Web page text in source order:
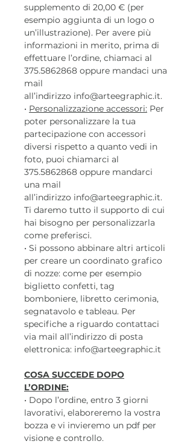
supplemento di 20,00 € (per
esempio aggiunta di un logo o
un’illustrazione). Per avere più
informazioni in merito, prima di
effettuare l’ordine, chiamaci al
375.5862868 oppure mandaci una
mail
all’indirizzo info@arteegraphic.it.
• Personalizzazione accessori: Per
poter personalizzare la tua
partecipazione con accessori
diversi rispetto a quanto vedi in
foto, puoi chiamarci al
375.5862868 oppure mandarci
una mail
all’indirizzo info@arteegraphic.it.
Ti daremo tutto il supporto di cui
hai bisogno per personalizzarla
come preferisci.
• Si possono abbinare altri articoli
per creare un coordinato grafico
di nozze: come per esempio
biglietto confetti, tag
bomboniere, libretto cerimonia,
segnatavolo e tableau. Per
specifiche a riguardo contattaci
via mail all’indirizzo di posta
elettronica: info@arteegraphic.it
COSA SUCCEDE DOPO
L’ORDINE:
• Dopo l’ordine, entro 3 giorni
lavorativi, elaboreremo la vostra
bozza e vi invieremo un pdf per
visione e controllo.